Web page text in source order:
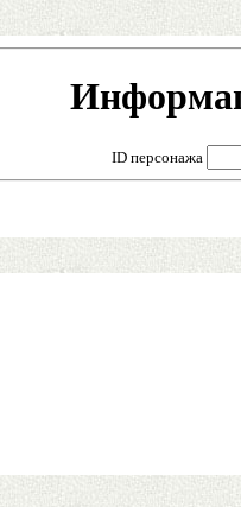
ID персонажа